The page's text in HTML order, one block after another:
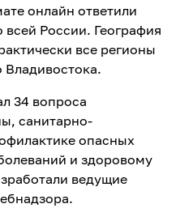
онлайн ответили
всей России. География
все регионы
Владивостока.
34 вопроса
санитарно-
опасных
и здоровому
ведущие